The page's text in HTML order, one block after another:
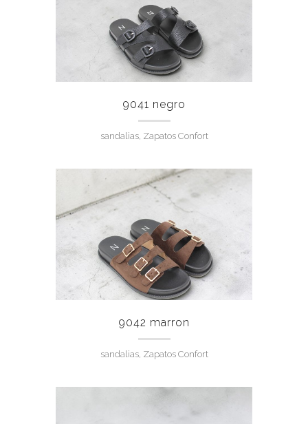
9041 negro
sandalias, Zapatos Confort
9042 marron
sandalias, Zapatos Confort